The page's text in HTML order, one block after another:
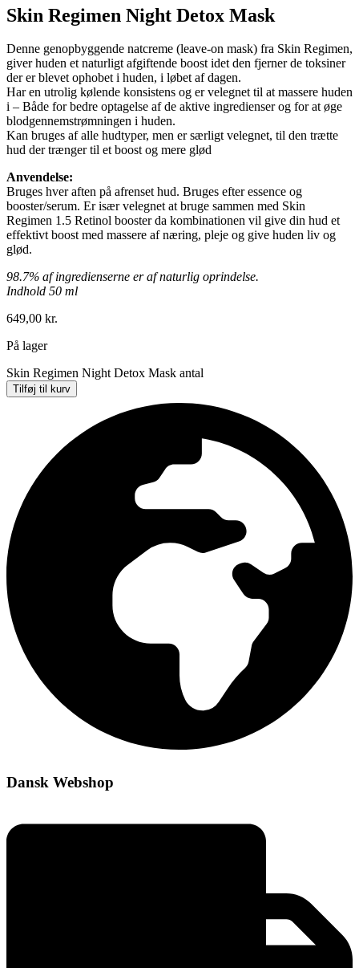
Skin Regimen Night Detox Mask
Denne genopbyggende natcreme (leave-on mask) fra Skin Regimen,
giver huden et naturligt afgiftende boost idet den fjerner de toksiner
der er blevet ophobet i huden, i løbet af dagen.
Har en utrolig kølende konsistens og er velegnet til at massere huden
i – Både for bedre optagelse af de aktive ingredienser og for at øge
blodgennemstrømningen i huden.
Kan bruges af alle hudtyper, men er særligt velegnet, til den trætte
hud der trænger til et boost og mere glød
Anvendelse:
Bruges hver aften på afrenset hud. Bruges efter essence og
booster/serum. Er især velegnet at bruge sammen med Skin
Regimen 1.5 Retinol booster da kombinationen vil give din hud et
effektivt boost med massere af næring, pleje og give huden liv og
glød.
98.7% af ingredienserne er af naturlig oprindelse.
Indhold 50 ml
649,00 kr.
På lager
Skin Regimen Night Detox Mask antal
Tilføj til kurv
Dansk Webshop